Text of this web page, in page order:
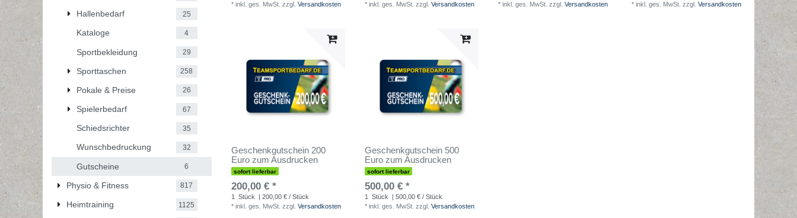
Hallenbedarf 25
Kataloge 4
Sportbekleidung 29
Sporttaschen 258
Pokale & Preise 26
Spielerbedarf 67
Schiedsrichter 35
Wunschbedruckung 32
Gutscheine 6
Physio & Fitness 817
Heimtraining 1125
* inkl. ges. MwSt. zzgl. Versandkosten
* inkl. ges. MwSt. zzgl. Versandkosten
* inkl. ges. MwSt. zzgl. Versandkosten
* inkl. ges. MwSt. zzgl. Versandkosten
Geschenkgutschein 200
Euro zum Ausdrucken
sofort lieferbar
200,00 € *
1 Stück
| 200,00 € / Stück
* inkl. ges. MwSt. zzgl. Versandkosten
Geschenkgutschein 500
Euro zum Ausdrucken
sofort lieferbar
500,00 € *
1 Stück
| 500,00 € / Stück
* inkl. ges. MwSt. zzgl. Versandkosten